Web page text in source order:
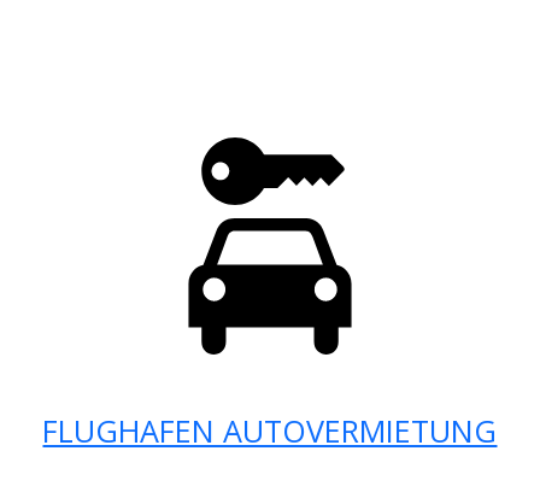
FLUGHAFEN AUTOVERMIETUNG